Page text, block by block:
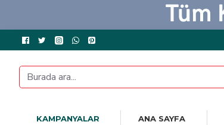
KAMPANYALAR ANA SAYFA